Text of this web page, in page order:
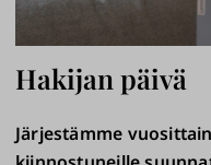
Hakijan päivä
Järjestämme